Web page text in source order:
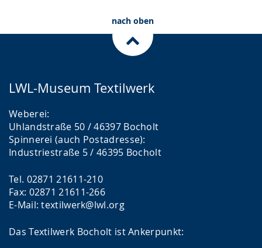
nach oben
LWL-Museum Textilwerk
Weberei:
Uhlandstraße 50 / 46397 Bocholt
Spinnerei (auch Postadresse):
Industriestraße 5 / 46395 Bocholt
Tel. 02871 21611-210
Fax: 02871 21611-266
E-Mail: textilwerk@lwl.org
Das Textilwerk Bocholt ist Ankerpunkt: